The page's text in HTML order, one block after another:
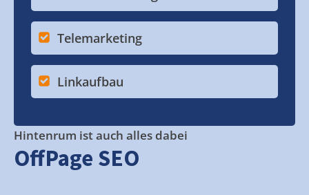
Telemarketing
Linkaufbau
Hintenrum ist auch alles dabei
OffPage SEO